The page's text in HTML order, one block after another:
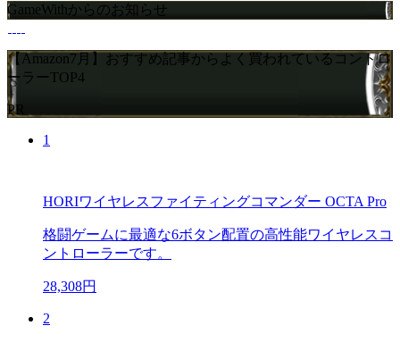
GameWithからのお知らせ
【Amazon7月】おすすめ記事からよく買われているコントロ
ーラーTOP4
PR
1
HORIワイヤレスファイティングコマンダー OCTA Pro
格闘ゲームに最適な6ボタン配置の高性能ワイヤレスコ
ントローラーです。
28,308円
2